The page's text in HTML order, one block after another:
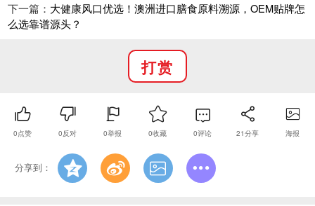
下一篇： 大健康风口优选！澳洲进口膳食原料溯源，OEM贴牌怎
么选靠谱源头？
打赏
0点赞 0反对 0举报 0收藏 0评论 21分享 海报
分享到：